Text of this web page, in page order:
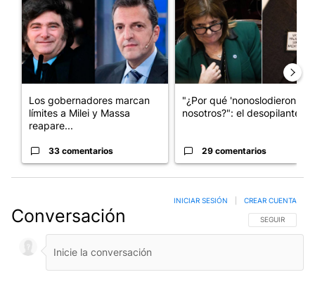
Los gobernadores marcan
límites a Milei y Massa
reapare...
33 comentarios
"¿Por qué 'nonoslodieron' a
nosotros?": el desopilante ...
29 comentarios
Conversación SIGA ESTA
SEGUIR
INICIAR SESIÓN CREAR CUENTA